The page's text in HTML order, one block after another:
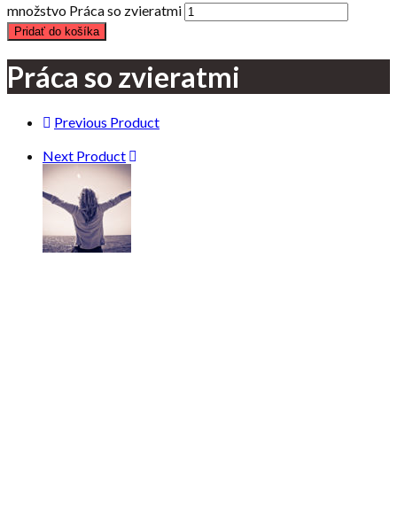
množstvo Práca so zvieratmi
Pridať do košíka
Práca so zvieratmi
Previous Product
Next Product